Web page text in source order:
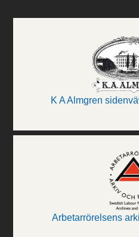
K A Almgren
Arbetarrörelsens